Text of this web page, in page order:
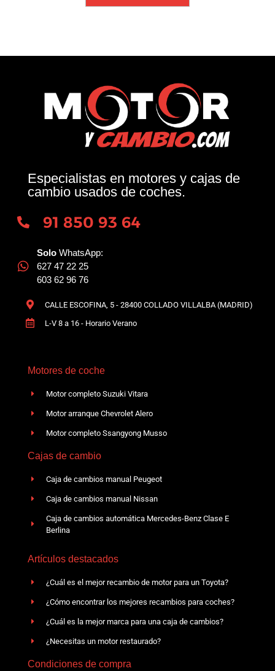
Especialistas en motores y cajas de
cambio usados de coches.
91 850 93 64
Solo WhatsApp:
627 47 22 25
603 62 96 76
CALLE ESCOFINA, 5 - 28400 COLLADO VILLALBA (MADRID)
L-V 8 a 16 - Horario Verano
Motores de coche
Motor completo Suzuki Vitara
Motor arranque Chevrolet Alero
Motor completo Ssangyong Musso
Cajas de cambio
Caja de cambios manual Peugeot
Caja de cambios manual Nissan
Caja de cambios automática Mercedes-Benz Clase E
Berlina
Artículos destacados
¿Cuál es el mejor recambio de motor para un Toyota?
¿Cómo encontrar los mejores recambios para coches?
¿Cuál es la mejor marca para una caja de cambios?
¿Necesitas un motor restaurado?
Condiciones de compra